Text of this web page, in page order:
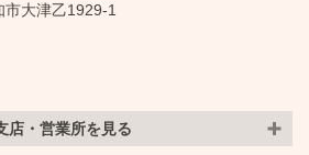
市大津乙1929-1
店・営業所を見る